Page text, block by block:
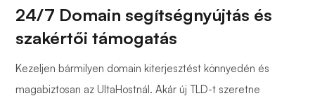
24/7 Domain segítségnyújtás és
szakértői támogatás
Kezeljen bármilyen domain kiterjesztést könnyedén és
magabiztosan az UltaHostnál. Akár új TLD-t szeretne